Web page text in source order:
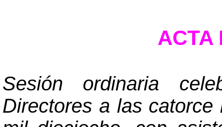
ACTA
Sesión ordinaria
Directores a las